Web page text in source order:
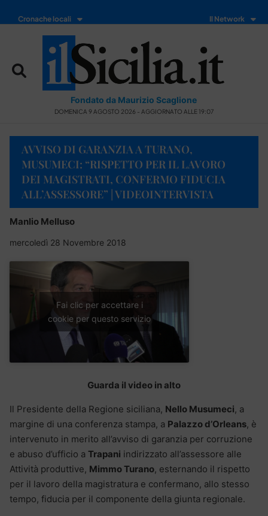
Cronache locali Il Network
Fondato da Maurizio Scaglione
DOMENICA 9 AGOSTO 2026 - AGGIORNATO ALLE 19:07
AVVISO DI GARANZIA A TURANO,
MUSUMECI: “RISPETTO PER IL LAVORO
DEI MAGISTRATI, CONFERMO FIDUCIA
ALL’ASSESSORE” | VIDEOINTERVISTA
Manlio Melluso
mercoledì 28 Novembre 2018
Fai clic per accettare i
cookie per questo servizio
Guarda il video in alto
Il Presidente della Regione siciliana, Nello Musumeci, a
margine di una conferenza stampa, a Palazzo d’Orleans, è
intervenuto in merito all’avviso di garanzia per corruzione
e abuso d’ufficio a Trapani indirizzato all’assessore alle
Attività produttive, Mimmo Turano, esternando il rispetto
per il lavoro della magistratura e confermano, allo stesso
tempo, fiducia per il componente della giunta regionale.